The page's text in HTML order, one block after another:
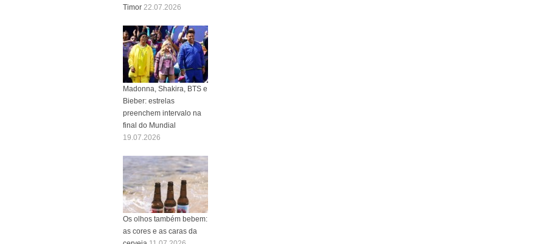
Timor 22.07.2026
Madonna, Shakira, BTS e
Bieber: estrelas
preenchem intervalo na
final do Mundial
19.07.2026
Os olhos também bebem:
as cores e as caras da